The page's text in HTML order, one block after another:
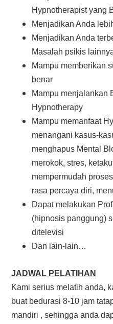
Hypnotherapist yang
Menjadikan Anda
Menjadikan Anda
Masalah psikis
Mampu memberikan
benar
Mampu menjalankan
Hypnotherapy
Mampu memanfaat
menangani kasus-
menghapus Mental
merokok, stres,
mempermudah
rasa percaya diri,
Dapat melakukan
(hipnosis panggung)
ditelevisi
Dan lain-lain…
JADWAL PELATIHAN
Kami serius melatih anda,
buat bedurasi 8-10 jam
mandiri , sehingga anda